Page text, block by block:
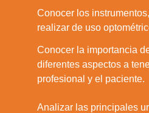
Conocer los
realizar de uso
Conocer la importancia
diferentes aspectos a
profesional y el paciente.
Analizar las principales